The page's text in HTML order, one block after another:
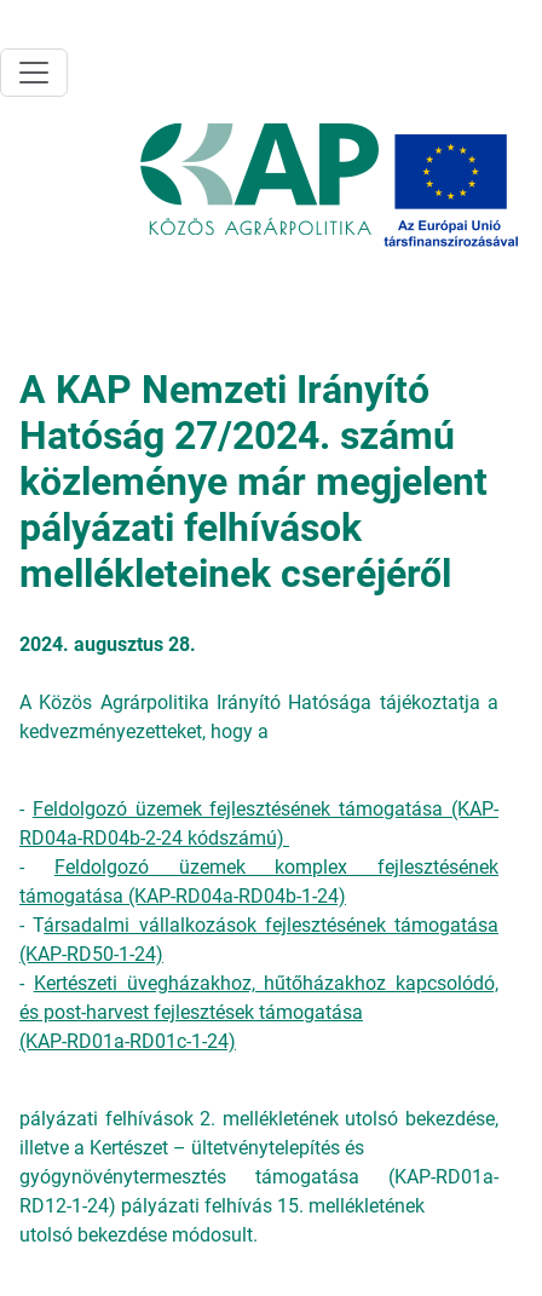
A KAP Nemzeti Irányító
Hatóság 27/2024. számú
közleménye már megjelent
pályázati felhívások
mellékleteinek cseréjéről
2024. augusztus 28.
A Közös Agrárpolitika Irányító Hatósága tájékoztatja a
kedvezményezetteket, hogy a
- Feldolgozó üzemek fejlesztésének támogatása (KAP-
RD04a-RD04b-2-24 kódszámú)
- Feldolgozó üzemek komplex fejlesztésének
támogatása (KAP-RD04a-RD04b-1-24)
- Társadalmi vállalkozások fejlesztésének támogatása
(KAP-RD50-1-24)
- Kertészeti üvegházakhoz, hűtőházakhoz kapcsolódó,
és post-harvest fejlesztések támogatása
(KAP-RD01a-RD01c-1-24)
pályázati felhívások 2. mellékletének utolsó bekezdése,
illetve a Kertészet – ültetvénytelepítés és
gyógynövénytermesztés támogatása (KAP-RD01a-
RD12-1-24) pályázati felhívás 15. mellékletének
utolsó bekezdése módosult.